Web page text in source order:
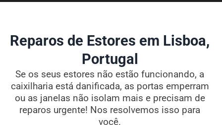
Reparos de Estores em Lisboa,
Portugal
Se os seus estores não estão funcionando, a
caixilharia está danificada, as portas emperram
ou as janelas não isolam mais e precisam de
reparos urgente! Nos resolvemos isso para
você.